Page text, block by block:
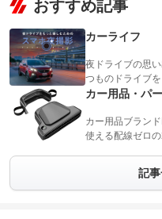
おすすめ記事
カーライフ
夜ドライブの思
つものドライブ
カー用品・パ
カー用品ブラン
使える配線ゼロ
記